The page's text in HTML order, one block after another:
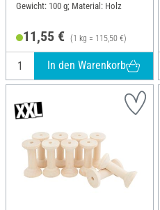
Gewicht: 100 g; Material: Holz
11,55 € (1 kg = 115,50 €)
In den Warenkorb